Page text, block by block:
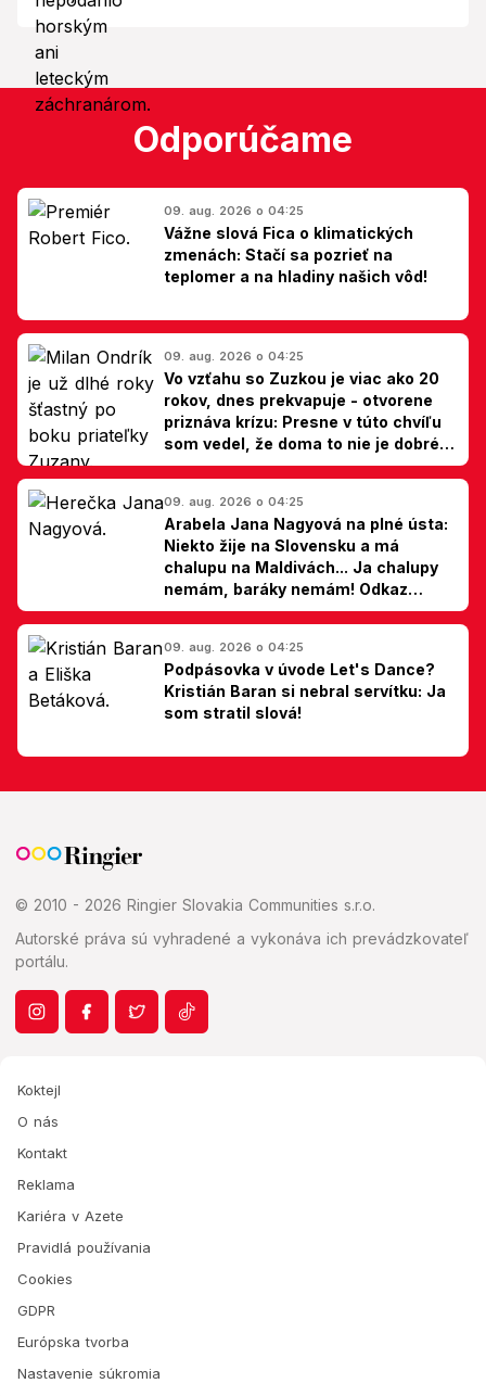
Odporúčame
09. aug. 2026 o 04:25
Vážne slová Fica o klimatických
zmenách: Stačí sa pozrieť na
teplomer a na hladiny našich vôd!
09. aug. 2026 o 04:25
Vo vzťahu so Zuzkou je viac ako 20
rokov, dnes prekvapuje - otvorene
priznáva krízu: Presne v túto chvíľu
som vedel, že doma to nie je dobré,
hovorí Milan Ondrík
09. aug. 2026 o 04:25
Arabela Jana Nagyová na plné ústa:
Niekto žije na Slovensku a má
chalupu na Maldivách... Ja chalupy
nemám, baráky nemám! Odkaz
Slovákom
09. aug. 2026 o 04:25
Podpásovka v úvode Let's Dance?
Kristián Baran si nebral servítku: Ja
som stratil slová!
© 2010 - 2026 Ringier Slovakia Communities s.r.o.
Autorské práva sú vyhradené a vykonáva ich prevádzkovateľ
portálu.
Koktejl
O nás
Kontakt
Reklama
Kariéra v Azete
Pravidlá používania
Cookies
GDPR
Európska tvorba
Nastavenie súkromia